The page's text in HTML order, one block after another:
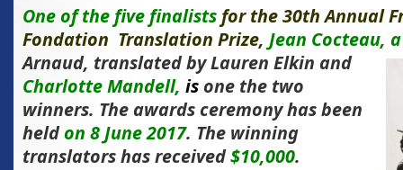
One of the five finalists for the 30th Annual
Fondation Translation Prize, Jean Cocteau,
Arnaud, translated by Lauren Elkin and
Charlotte Mandell, is one the two
winners. The awards ceremony has been
heldon 8 June 2017. The winning
translators has received$10,000.